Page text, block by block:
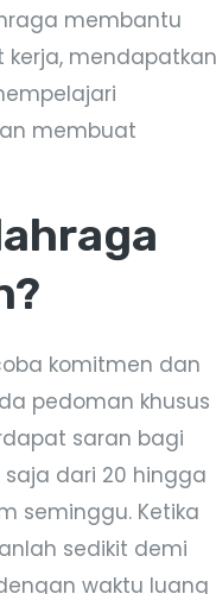
membantu
membuat
komitmen dan
pedoman khusus
saran bagi
dari 20 hingga
seminggu. Ketika
sedikit demi
waktu luang